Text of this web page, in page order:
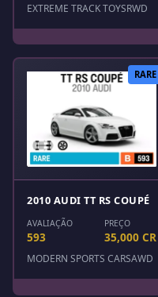
EXTREME TRACK TOYSRWD
RARE
2010 AUDI TT RS COUPÉ
AVALIAÇÃO
593
PREÇO
35,000 CR
MODERN SPORTS CARSAWD